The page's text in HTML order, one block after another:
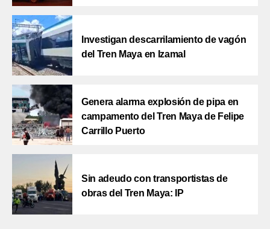
Investigan descarrilamiento de vagón
del Tren Maya en Izamal
Genera alarma explosión de pipa en
campamento del Tren Maya de Felipe
Carrillo Puerto
Sin adeudo con transportistas de
obras del Tren Maya: IP